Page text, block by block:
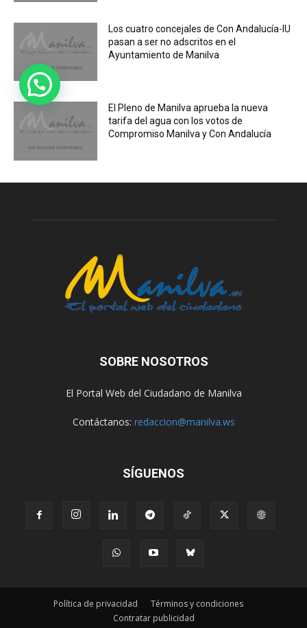
Los cuatro concejales de Con Andalucía-IU
pasan a ser no adscritos en el
Ayuntamiento de Manilva
El Pleno de Manilva aprueba la nueva
tarifa del agua con los votos de
Compromiso Manilva y Con Andalucía
SOBRE NOSOTROS
El Portal Web del Ciudadano de Manilva
Contáctanos: redaccion@manilva.ws
SÍGUENOS
Política de privacidad
Términos y condiciones
Contratar publicidad